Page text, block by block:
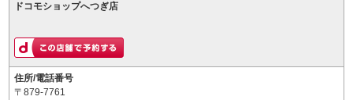
ドコモショップへつぎ店
住所/電話番号
〒879-7761